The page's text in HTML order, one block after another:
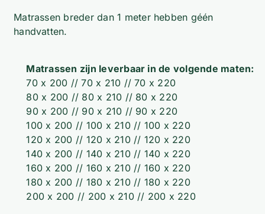
Matrassen breder dan 1 meter hebben géén
handvatten.
Matrassen zijn leverbaar in de volgende maten:
70 x 200 // 70 x 210 // 70 x 220
80 x 200 // 80 x 210 // 80 x 220
90 x 200 // 90 x 210 // 90 x 220
100 x 200 // 100 x 210 // 100 x 220
120 x 200 // 120 x 210 // 120 x 220
140 x 200 // 140 x 210 // 140 x 220
160 x 200 // 160 x 210 // 160 x 220
180 x 200 // 180 x 210 // 180 x 220
200 x 200 // 200 x 210 // 200 x 220